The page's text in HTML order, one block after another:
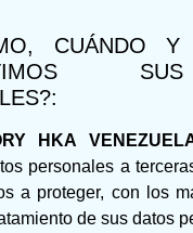
CUÁNDO Y
HKA
personales a
a proteger, con los
de sus datos